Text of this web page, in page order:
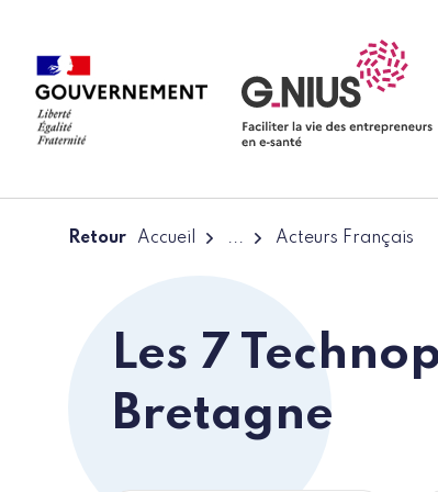
Retour Accueil ... Acteurs Français
Les 7
Bretagne